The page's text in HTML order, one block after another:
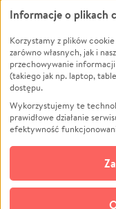
Leczenie
Zwierzęta
Pożar
Ukraina
Pomoc Finansowa
Projekty
Pogrzeb
Społeczność
Kultura
Informacje o plikach
Korzystamy z plików
zarówno własnych, jak i
przechowywanie
(takiego jak np. laptop,
dostępu.
Wykorzystujemy te
prawidłowe działanie
efektywność
technologii do celów
zgodę na ich stosowanie
możliwość zmiany swoich
do której link znajdziesz w